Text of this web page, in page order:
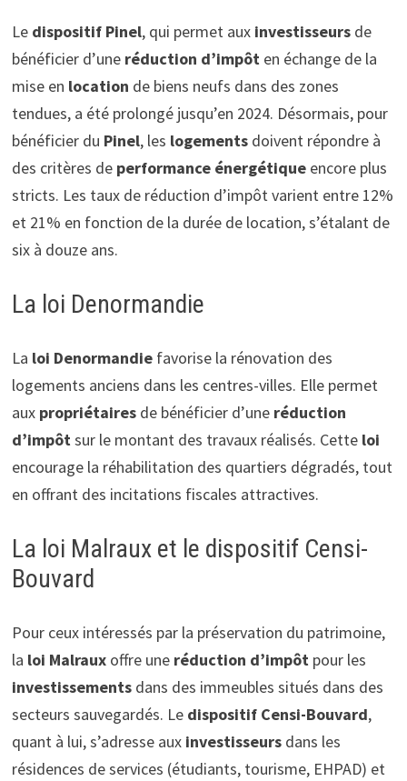
Le dispositif Pinel, qui permet aux investisseursde
bénéficier d’une réduction d’impôten échange de la
mise en location de biens neufs dans des zones
tendues, a été prolongé jusqu’en 2024. Désormais, pour
bénéficier du Pinel, les logementsdoivent répondre à
des critères de performance énergétiqueencore plus
stricts. Les taux de réduction d’impôt varient entre 12%
et 21% en fonction de la durée de location, s’étalant de
six à douze ans.
La loi Denormandie
La loi Denormandiefavorise la rénovation des
logements anciens dans les centres-villes. Elle permet
aux propriétairesde bénéficier d’une réduction
d’impôtsur le montant des travaux réalisés. Cette loi
encourage la réhabilitation des quartiers dégradés, tout
en offrant des incitations fiscales attractives.
La loi Malraux et le dispositif Censi-
Bouvard
Pour ceux intéressés par la préservation du patrimoine,
la loi Malrauxoffre une réduction d’impôtpour les
investissementsdans des immeubles situés dans des
secteurs sauvegardés. Le dispositif Censi-Bouvard,
quant à lui, s’adresse aux investisseursdans les
résidences de services (étudiants, tourisme, EHPAD) et